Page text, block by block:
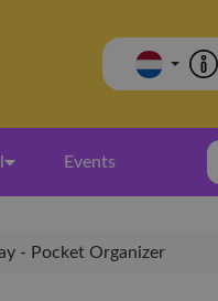
Events
- Pocket Organizer